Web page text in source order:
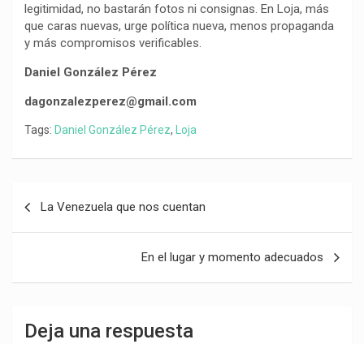
legitimidad, no bastarán fotos ni consignas. En Loja, más
que caras nuevas, urge política nueva, menos propaganda
y más compromisos verificables.
Daniel González Pérez
dagonzalezperez@gmail.com
Tags: Daniel González Pérez, Loja
La Venezuela que nos cuentan
En el lugar y momento adecuados
Deja una respuesta